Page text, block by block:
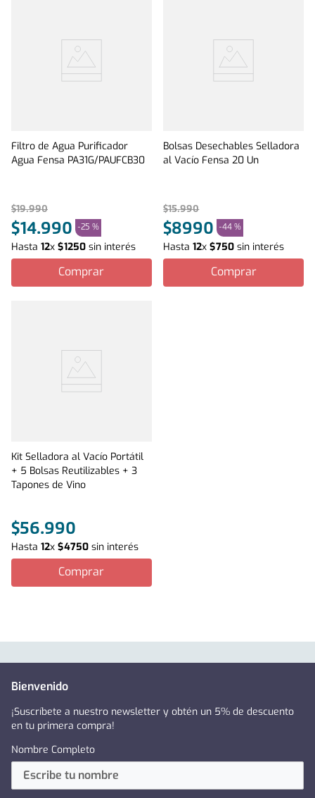
Filtro de Agua Purificador
Agua Fensa PA31G/PAUFCB30
$19.990
$14.990 -25 %
Hasta 12x $1250 sin interés
Comprar
Bolsas Desechables Selladora
al Vacío Fensa 20 Un
$15.990
$8990 -44 %
Hasta12x$750 sin interés
Comprar
Kit Selladora al Vacío Portátil
+ 5 Bolsas Reutilizables + 3
Tapones de Vino
$56.990
Hasta 12x $4750 sin interés
Comprar
Bienvenido
¡Suscríbete a nuestro newsletter y obtén un 5% de descuento
en tu primera compra!
Nombre Completo